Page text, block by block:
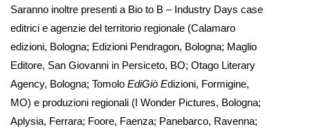
Saranno inoltre presenti a Bio to B – Industry Days case
editrici e agenzie del territorio regionale (Calamaro
edizioni, Bologna; Edizioni Pendragon, Bologna; Maglio
Editore, San Giovanni in Persiceto, BO; Otago Literary
Agency, Bologna; Tomolo EdiGiò Edizioni, Formigine,
MO) e produzioni regionali (I Wonder Pictures, Bologna;
Aplysia, Ferrara; Foore, Faenza; Panebarco, Ravenna;